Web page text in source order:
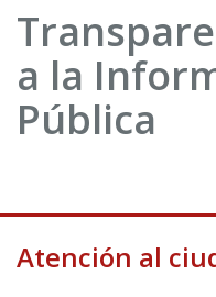
a la
Pública
Atención al